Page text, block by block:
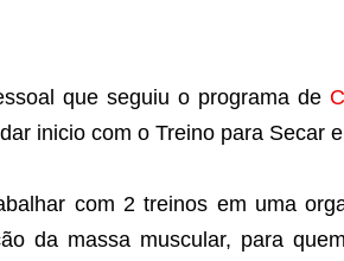
que seguiu o programa de
inicio com o Treino para Secar
com 2 treinos em uma
da massa muscular, para